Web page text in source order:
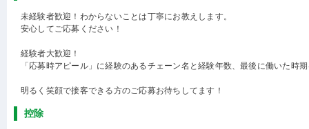
未経験者歓迎！わからないことは丁寧にお教えします。
安心してご応募ください！
経験者大歓迎！
「応募時アピール」に経験のあるチェーン名と経験年数、最後に働いた時
明るく笑顔で接客できる方のご応募お待ちしてます！
控除